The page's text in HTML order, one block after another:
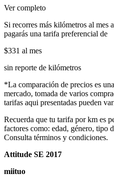
Ver completo
Si recorres más kilómetros al mes
pagarás una tarifa preferencial de
$331 al mes
sin reporte de kilómetros
*La comparación de precios es
mercado, tomada de varios
tarifas aqui presentadas pueden
Recuerda que tu tarifa por km es
factores como: edad, género, tipo
Consulta términos y condiciones.
Attitude SE 2017
miituo